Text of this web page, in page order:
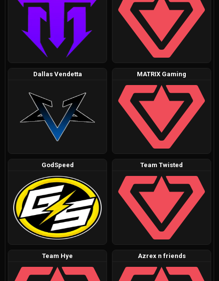
Dallas Vendetta MATRIX Gaming
GodSpeed Team Twisted
Team Hye Azrex n friends